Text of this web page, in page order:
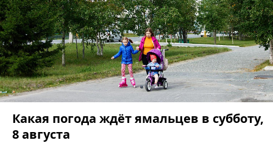
Какая погода ждёт ямальцев в субботу,
8 августа